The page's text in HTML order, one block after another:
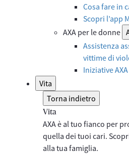
Cosa fare in
Scopri l’app
AXA per le donne
Assistenza
vittime di
Iniziative
Vita
Torna indietro
Vita
AXA è al tuo fianco per
quella dei tuoi cari.
alla tua famiglia.